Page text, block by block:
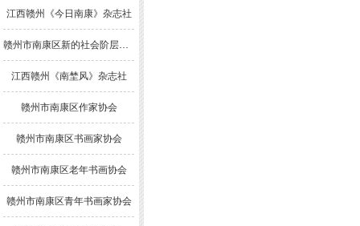
江西赣州《今日南康》杂志社
赣州市南康区新的社会阶层人士联谊会
江西赣州《南埜风》杂志社
赣州市南康区作家协会
赣州市南康区书画家协会
赣州市南康区老年书画协会
赣州市南康区青年书画家协会